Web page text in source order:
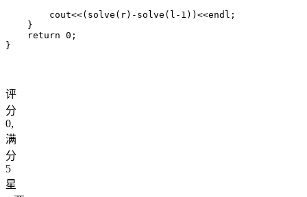
        cout<<(solve(r)-solve(l-1))<<endl;
    }
    return 0;
评
分
0,
满
分
5
星